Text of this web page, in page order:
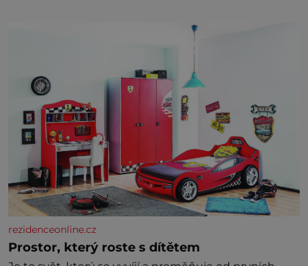
rezidenceonline.cz
Prostor, který roste s dítětem